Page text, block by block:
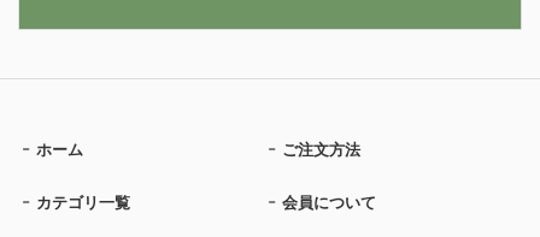
ホーム ご注文方法
カテゴリ一覧 会員について